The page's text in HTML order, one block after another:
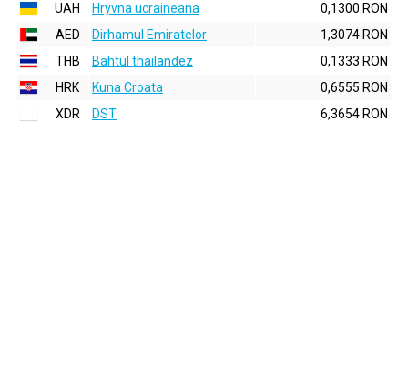
UAH
Hryvna ucraineana
0,1300 RON
AED
Dirhamul Emiratelor
1,3074 RON
THB
Bahtul thailandez
0,1333 RON
HRK
Kuna Croata
0,6555 RON
XDR
DST 6,3654 RON